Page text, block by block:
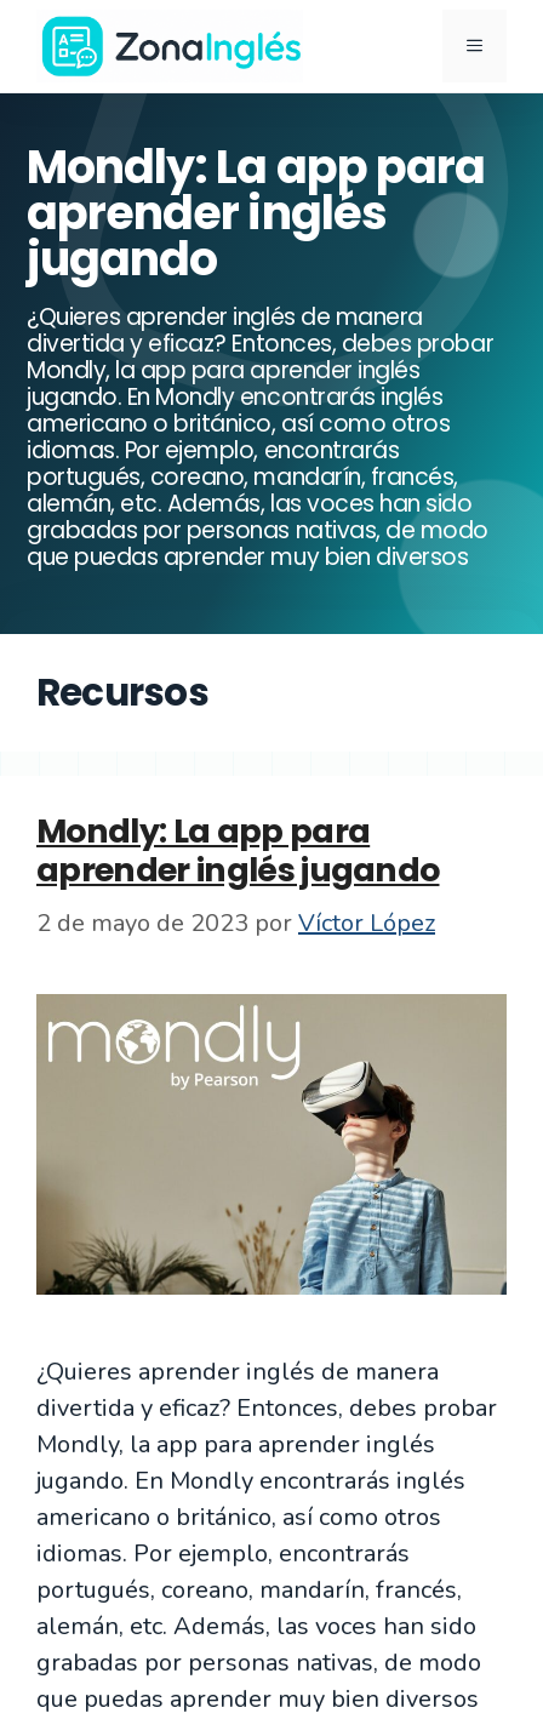
Saltar
contenido
Ir
la
portada
de
ZonaInglés
MENÚ
Mondly: La app para
aprender inglés
jugando
¿Quieres aprender inglés de manera
divertida y eficaz? Entonces, debes probar
Mondly, la app para aprender inglés
jugando. En Mondly encontrarás inglés
americano o británico, así como otros
idiomas. Por ejemplo, encontrarás
portugués, coreano, mandarín, francés,
alemán, etc. Además, las voces han sido
grabadas por personas nativas, de modo
que puedas aprender muy bien diversos
Recursos
Mondly: La app para
aprender inglés jugando
2 de mayo de 2023 porVíctor López
¿Quieres aprender inglés de manera
divertida y eficaz? Entonces, debes probar
Mondly, la app para aprender inglés
jugando. En Mondly encontrarás inglés
americano o británico, así como otros
idiomas. Por ejemplo, encontrarás
portugués, coreano, mandarín, francés,
alemán, etc. Además, las voces han sido
grabadas por personas nativas, de modo
que puedas aprender muy bien diversos